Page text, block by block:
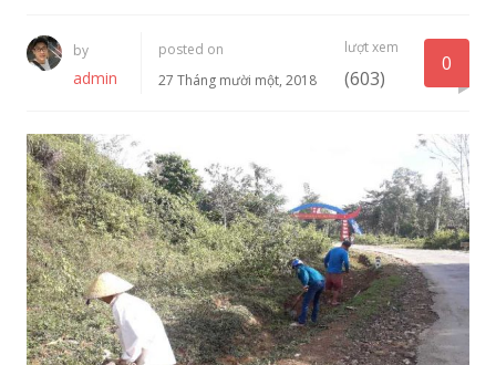
by
admin
posted on
27 Tháng mười một, 2018
lượt xem
(603)
0